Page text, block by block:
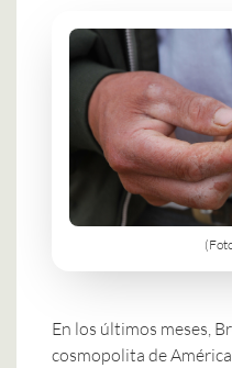
En los últimos meses,
cosmopolita de